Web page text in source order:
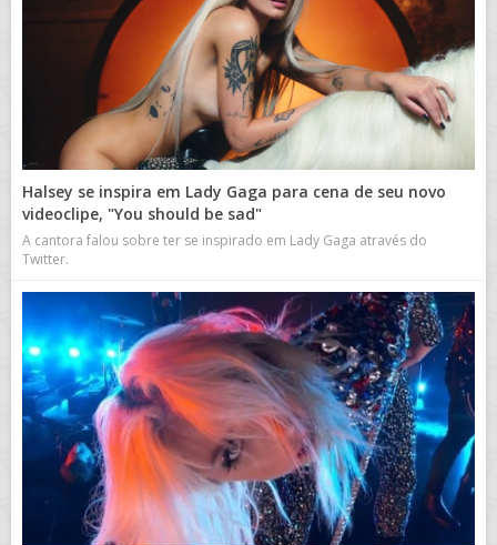
Halsey se inspira em Lady Gaga para cena de seu novo
videoclipe, "You should be sad"
A cantora falou sobre ter se inspirado em Lady Gaga através do
Twitter.